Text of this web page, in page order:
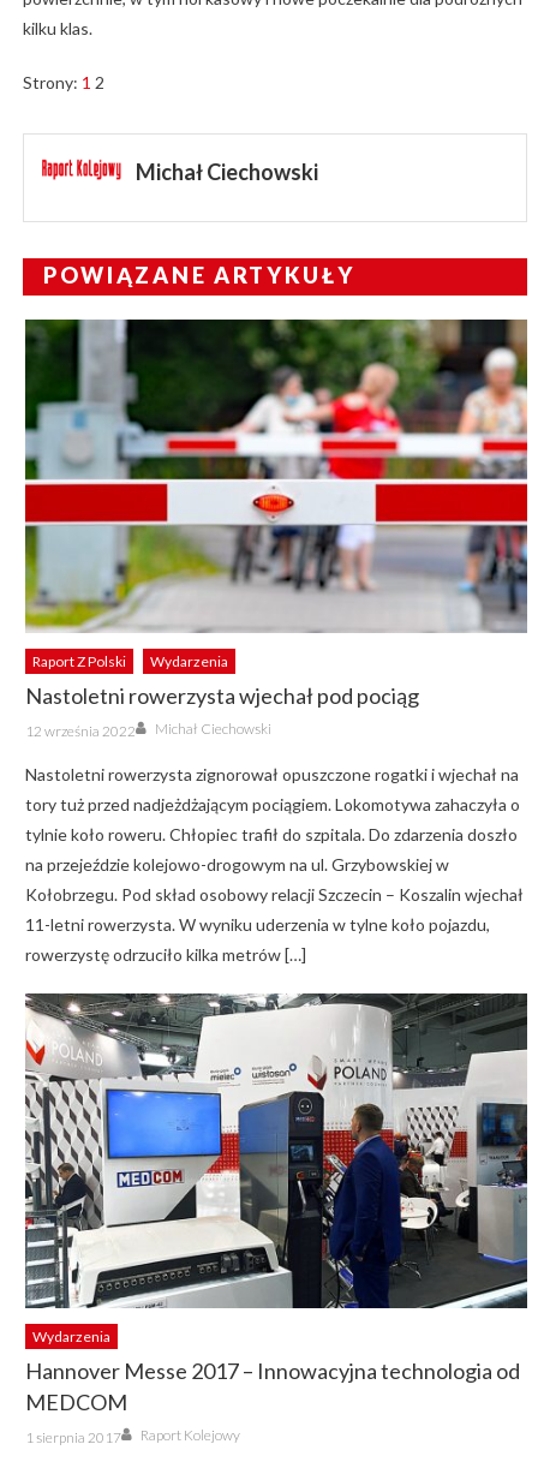
kilku klas.
Strony: 1 2
Michał Ciechowski
POWIĄZANE ARTYKUŁY
Raport Z Polski Wydarzenia
Nastoletni rowerzysta wjechał pod pociąg
Posted
on
12 września 2022 Author
Michał Ciechowski
Nastoletni rowerzysta zignorował opuszczone rogatki i wjechał na
tory tuż przed nadjeżdżającym pociągiem. Lokomotywa zahaczyła o
tylnie koło roweru. Chłopiec trafił do szpitala. Do zdarzenia doszło
na przejeździe kolejowo-drogowym na ul. Grzybowskiej w
Kołobrzegu. Pod skład osobowy relacji Szczecin – Koszalin wjechał
11-letni rowerzysta. W wyniku uderzenia w tylne koło pojazdu,
rowerzystę odrzuciło kilka metrów […]
Wydarzenia
Hannover Messe 2017 – Innowacyjna technologia od
MEDCOM
Posted
on
1 sierpnia 2017 Author
Raport Kolejowy